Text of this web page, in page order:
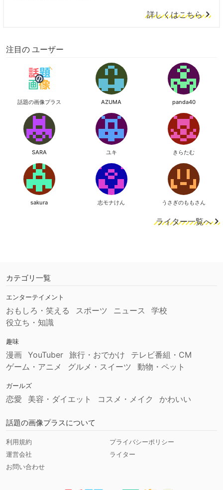
詳しくはこちら
注目の ユーザー
話題の画像プラス AZUMA panda40
SARA ユキ きらたむ
sakura 志モナけん うさぎのももさん
ライター一覧へ
カテゴリ一覧
エンターテイメント
おもしろ・笑える スポーツ ニュース
学校
役立ち・知識
趣味
漫画 YouTuber 旅行・おでかけ
テレビ番組・CM
ゲーム・アニメ
グルメ・スイーツ 動物・ペット
ガールズ
恋愛 美容・ダイエット コスメ・メイク かわいい
話題の画像プラスについて
利用規約
プライバシーポリシー
運営会社
ライター
お問い合わせ